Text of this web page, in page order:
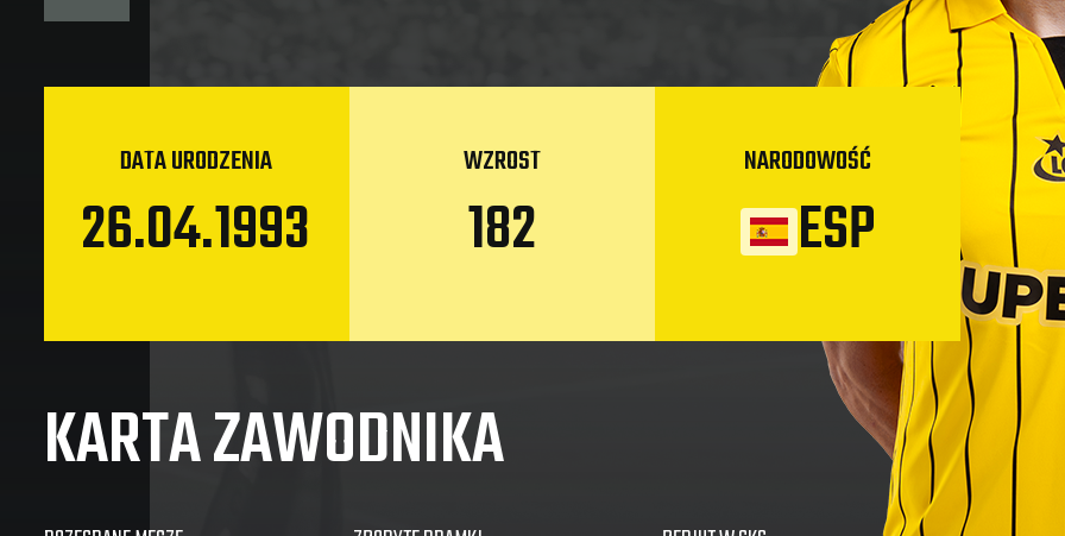
DATA URODZENIA
26.04.1993
WZROST
182
NARODOWOŚĆ
ESP
KARTA ZAWODNIKA